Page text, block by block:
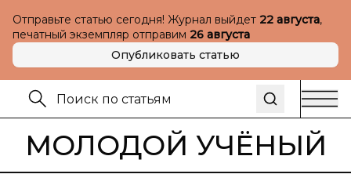
Отправьте статью сегодня! Журнал выйдет 22 августа,
печатный экземпляр отправим 26 августа
Опубликовать статью
МОЛОДОЙ УЧЁНЫЙ